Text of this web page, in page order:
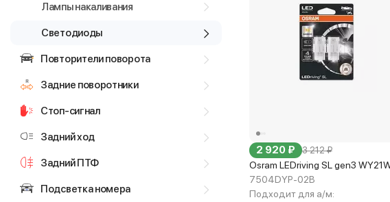
Лампы накаливания
Светодиоды
Повторители поворота
Задние поворотники
Стоп-сигнал
Задний ход
Задний ПТФ
Подсветка номера
2 920 ₽ 3 212 ₽
Osram LEDriving SL gen3
7504DYP-02B
Подходит для а/м: